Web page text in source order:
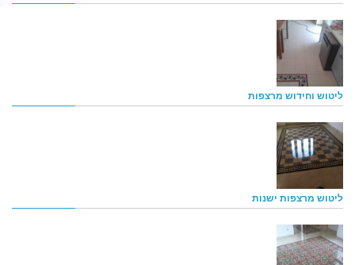
ליטוש וחידוש מרצפות
ליטוש מרצפות ישנות